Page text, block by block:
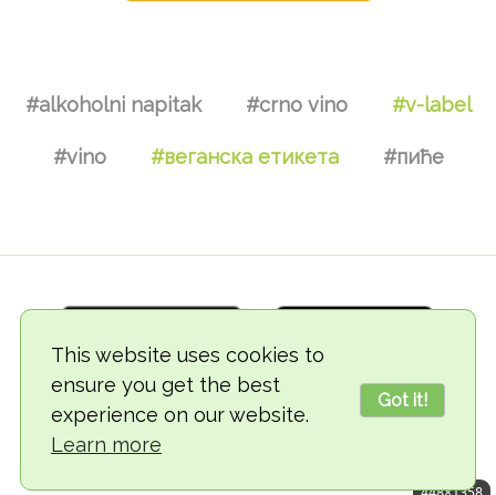
This website uses cookies to
ensure you get the best
experience on our website.
Learn more
Got it!
#alkoholni napitak #crno vino #v-label
#vino #веганска етикета #пиће
© 2018-2026 TheVegCat